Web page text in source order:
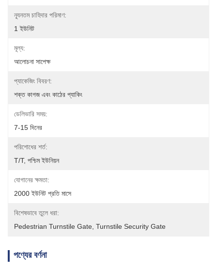
ন্যূনতম চাহিদার পরিমাণ:
1 ইউনিট
মূল্য:
আলোচনা সাপেক্ষ
প্যাকেজিং বিবরণ:
শক্ত কাগজ এবং কাঠের প্যাকিং
ডেলিভারি সময়:
7-15 দিনের
পরিশোধের শর্ত:
T/T, পশ্চিম ইউনিয়ন
যোগানের ক্ষমতা:
2000 ইউনিট প্রতি মাসে
বিশেষভাবে তুলে ধরা:
Pedestrian Turnstile Gate Turnstile Security Gate
পণ্যের বর্ণনা